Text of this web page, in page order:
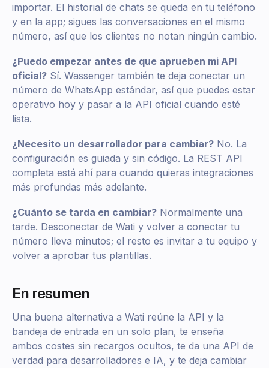
importar. El historial de chats se queda en tu teléfono
y en la app; sigues las conversaciones en el mismo
número, así que los clientes no notan ningún cambio.
¿Puedo empezar antes de que aprueben mi API
oficial? Sí. Wassenger también te deja conectar un
número de WhatsApp estándar, así que puedes estar
operativo hoy y pasar a la API oficial cuando esté
lista.
¿Necesito un desarrollador para cambiar? No. La
configuración es guiada y sin código. La REST API
completa está ahí para cuando quieras integraciones
más profundas más adelante.
¿Cuánto se tarda en cambiar? Normalmente una
tarde. Desconectar de Wati y volver a conectar tu
número lleva minutos; el resto es invitar a tu equipo y
volver a aprobar tus plantillas.
En resumen
Una buena alternativa a Wati reúne la API y la
bandeja de entrada en un solo plan, te enseña
ambos costes sin recargos ocultos, te da una API de
verdad para desarrolladores e IA, y te deja cambiar